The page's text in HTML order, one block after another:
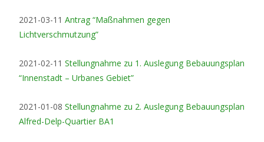
2021-03-11 Antrag “Maßnahmen gegen
Lichtverschmutzung”
2021-02-11 Stellungnahme zu 1. Auslegung Bebauungsplan
“Innenstadt – Urbanes Gebiet”
2021-01-08 Stellungnahme zu 2. Auslegung Bebauungsplan
Alfred-Delp-Quartier BA1